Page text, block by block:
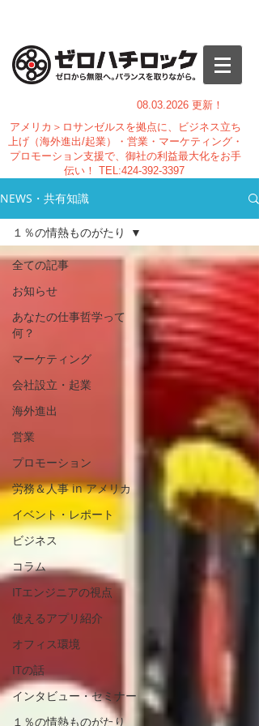
08.03.2026 更新！
アメリカ＞ロサンゼルスを拠点に、ビジネス立ち
上げ（海外進出/起業）・営業・マーケティング・
プロモーション支援で、御社の利益最大化をお手
伝い！ TEL:424-392-3397
NEWS・共有知識
全ての記事
お知らせ
あなたの仕事哲学って
何？
マーケティング
会社設立・起業
海外進出
営業
プロモーション
労務＆人事 in アメリカ
イベント・レポート
ビジネス
コラム
ITエンジニアの視点
使えるアプリ紹介
オフィス環境
ITの話
インタビュー・セミナー
１％の情熱ものがたり
１％の情熱ものがたり